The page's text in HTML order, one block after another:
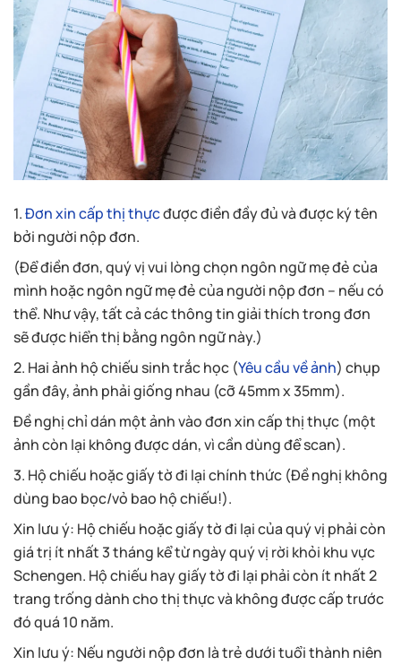
1.Đơn xin cấp thị thựcđược điền đầy đủ và được ký tên
bởi người nộp đơn.
(Để điền đơn, quý vị vui lòng chọn ngôn ngữ mẹ đẻ của
mình hoặc ngôn ngữ mẹ đẻ của người nộp đơn – nếu có
thể. Như vậy, tất cả các thông tin giải thích trong đơn
sẽ được hiển thị bằng ngôn ngữ này.)
2. Hai ảnh hộ chiếu sinh trắc học (Yêu cầu về ảnh) chụp
gần đây, ảnh phải giống nhau (cỡ 45mm x 35mm).
Đề nghị chỉ dán một ảnh vào đơn xin cấp thị thực (một
ảnh còn lại không được dán, vì cần dùng để scan).
3. Hộ chiếu hoặc giấy tờ đi lại chính thức (Đề nghị không
dùng bao bọc/vỏ bao hộ chiếu!).
Xin lưu ý: Hộ chiếu hoặc giấy tờ đi lại của quý vị phải còn
giá trị ít nhất 3 tháng kể từ ngày quý vị rời khỏi khu vực
Schengen. Hộ chiếu hay giấy tờ đi lại phải còn ít nhất 2
trang trống dành cho thị thực và không được cấp trước
đó quá 10 năm.
Xin lưu ý: Nếu người nộp đơn là trẻ dưới tuổi thành niên